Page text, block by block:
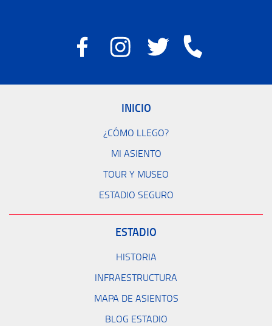
INICIO
¿CÓMO LLEGO?
MI ASIENTO
TOUR Y MUSEO
ESTADIO SEGURO
ESTADIO
HISTORIA
INFRAESTRUCTURA
MAPA DE ASIENTOS
BLOG ESTADIO